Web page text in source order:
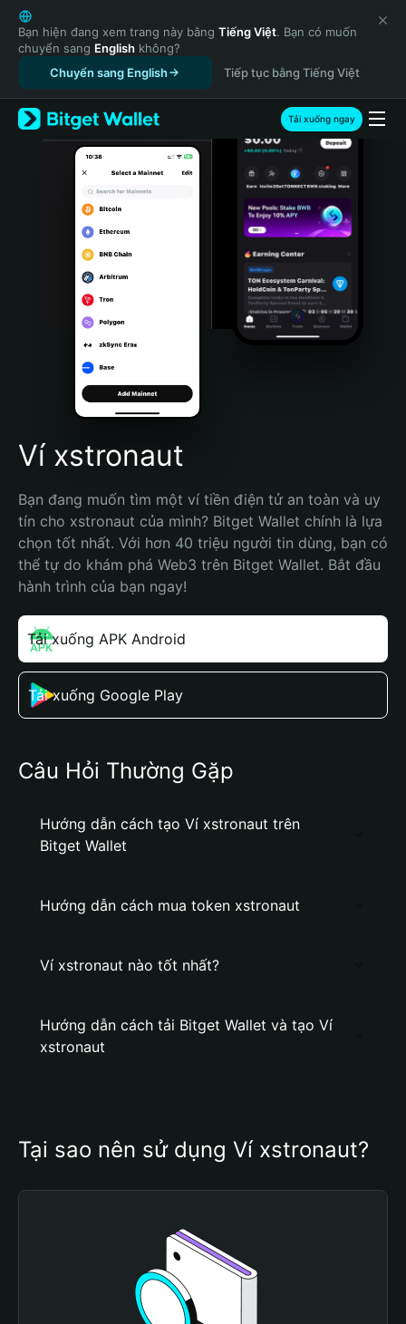
English
日本語
Tiếng Việt
Русский
Español (Latinoamérica)
Türkçe
Italiano
Português (Portugal)
Bahasa Indonesia
Português (Brasil)
Español (Argentina)
Bạn hiện đang xem trang này bằng Tiếng Việt. Bạn có muốn
chuyển sang English không?
Chuyển sang English
Tiếp tục bằng Tiếng Việt
Tải xuống ngay
Ví xstronaut
Bạn đang muốn tìm một ví tiền điện tử an toàn và uy
tín cho xstronaut của mình? Bitget Wallet chính là lựa
chọn tốt nhất. Với hơn 40 triệu người tin dùng, bạn có
thể tự do khám phá Web3 trên Bitget Wallet. Bắt đầu
hành trình của bạn ngay!
Tải xuống APK Android
Tải xuống Google Play
Câu Hỏi Thường Gặp
Hướng dẫn cách tạo Ví xstronaut trên
Bitget Wallet
Hướng dẫn cách mua token xstronaut
Ví xstronaut nào tốt nhất?
Hướng dẫn cách tải Bitget Wallet và tạo Ví
xstronaut
Tại sao nên sử dụng Ví xstronaut?